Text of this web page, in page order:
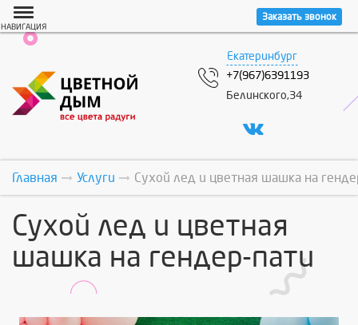
Заказать звонок
НАВИГАЦИЯ
Екатеринбург
+7(967)6391193
Белинского,34
Главная Услуги Сухой лед и цветная шашка на
Сухой лед и цветная
шашка на гендер-пати